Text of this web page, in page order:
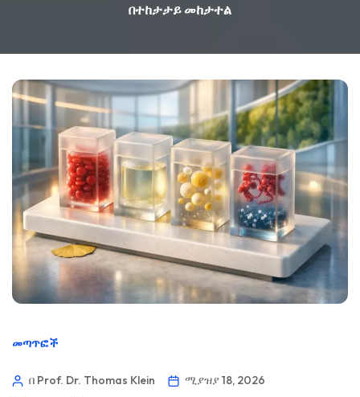
በተከታታይ መከታተል
መጣጥፎች
በ Prof. Dr. Thomas Klein
ሚያዝያ 18, 2026